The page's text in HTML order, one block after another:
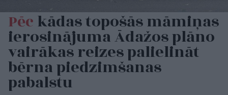
Pēckādas topošās māmiņas
ierosinājuma Ādažos plāno
vairākas reizes palielināt
bērna piedzimšanas
pabalstu